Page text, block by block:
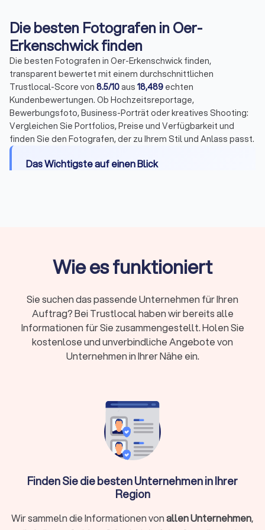
Die besten Fotografen in Oer-
Erkenschwick finden
Die besten Fotografen in Oer-Erkenschwick finden,
transparent bewertet mit einem durchschnittlichen
Trustlocal-Score von 8.5/10aus 18,489 echten
Kundenbewertungen. Ob Hochzeitsreportage,
Bewerbungsfoto, Business-Porträt oder kreatives Shooting:
Vergleichen Sie Portfolios, Preise und Verfügbarkeit und
finden Sie den Fotografen, der zu Ihrem Stil und Anlass passt.
Das Wichtigste auf einen Blick
Fotos mehr zulässig
abhängig von Erfahrung und Spezialisierung
Lieferzeit:Passbilder sofort, Bewerbungsfotos
2-3 Tage, Porträts 1-2 Wochen, Hochzeiten 4-8
Wochen
Nutzungsrechte:Private Nutzung meist inklusive,
Wann brauche ich einen professionellen
ausreichen, gibt es Situationen, in denen professionelle
Fotografie den entscheidenden Unterschied macht:
Bewerbungsfotos und Business-Porträts für LinkedIn oder
Wie es funktioniert
Sie suchen das passende Unternehmen für Ihren
Auftrag? Bei Trustlocal haben wir bereits alle
Informationen für Sie zusammengestellt. Holen Sie
kostenlose und unverbindliche Angebote von
Unternehmen in Ihrer Nähe ein.
Finden Sie die besten Unternehmen in Ihrer
Region
Wir sammeln die Informationen vonallen Unternehmen,